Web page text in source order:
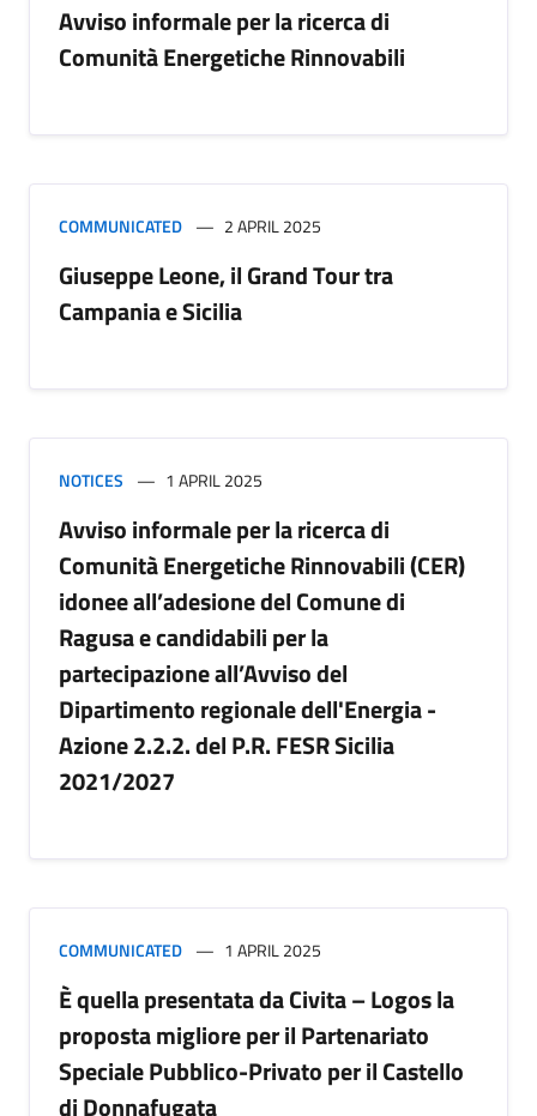
Avviso informale per la ricerca di
Comunità Energetiche Rinnovabili
COMMUNICATED 2 APRIL 2025
Giuseppe Leone, il Grand Tour tra
Campania e Sicilia
NOTICES 1 APRIL 2025
Avviso informale per la ricerca di
Comunità Energetiche Rinnovabili (CER)
idonee all’adesione del Comune di
Ragusa e candidabili per la
partecipazione all’Avviso del
Dipartimento regionale dell'Energia -
Azione 2.2.2. del P.R. FESR Sicilia
2021/2027
COMMUNICATED 1 APRIL 2025
È quella presentata da Civita – Logos la
proposta migliore per il Partenariato
Speciale Pubblico-Privato per il Castello
di Donnafugata